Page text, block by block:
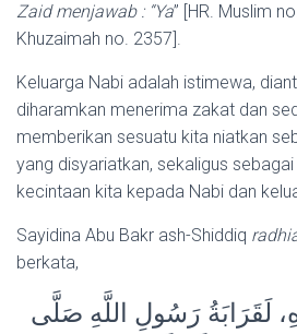
Zaid menjawab : “Ya” [HR. Muslim
Khuzaimah no. 2357].
Keluarga Nabi adalah istimewa,
diharamkan menerima zakat dan
memberikan sesuatu kita niatkan
yang disyariatkan, sekaligus
kecintaan kita kepada Nabi dan
Sayidina Abu Bakr ash-Shiddiq
berkata,
لَقَرَابَةُ رَسُولِ اللَّهِ صَلَّى